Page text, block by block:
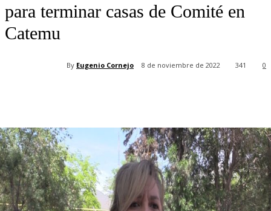
para terminar casas de Comité en
Catemu
By Eugenio Cornejo 8 de noviembre de 2022 0
341